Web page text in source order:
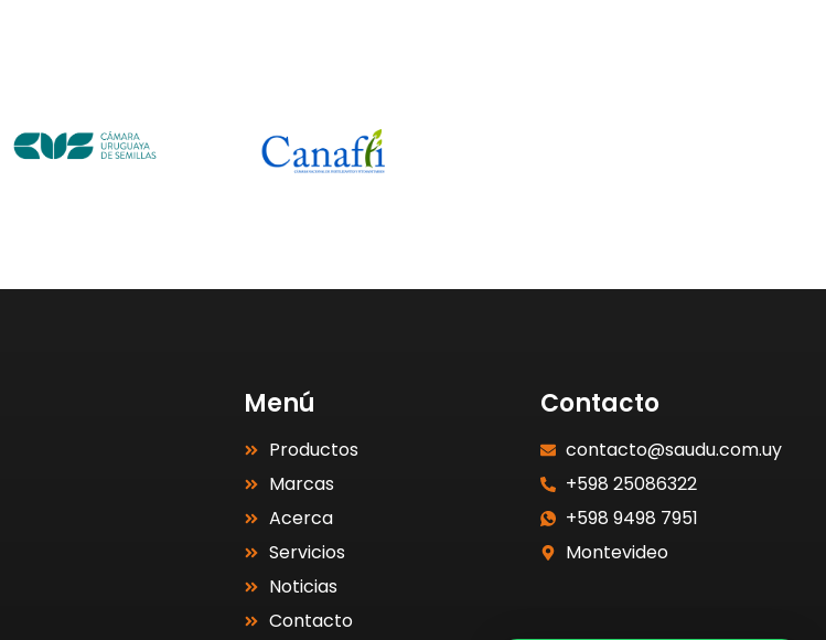
Menú
Productos
Marcas
Acerca
Servicios
Noticias
Contacto
Contacto
contacto@saudu.com.uy
+598 25086322
+598 9498 7951
Montevideo